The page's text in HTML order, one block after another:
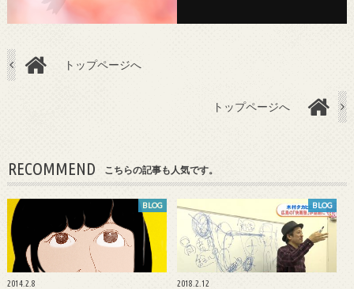
トップページへ
トップページへ
RECOMMEND こちらの記事も人気です。
BLOG
2014.2.8
BLOG
2018.2.12